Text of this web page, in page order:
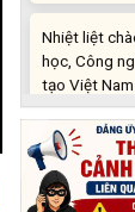
Nhiệt liệt
học, Công
tạo Việt
(15/05/
Chương
đạo UBND
nhi trên địa